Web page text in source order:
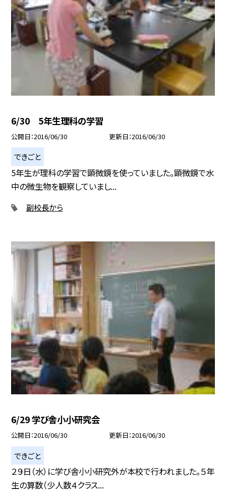
6/30 5年生理科の学習
公開日 2016/06/30 更新日 2016/06/30
できごと
5年生が理科の学習で顕微鏡を使っていました。顕微鏡で水
中の微生物を観察していまし...
副校長から
6/29 学び舎小小研究会
公開日 2016/06/30 更新日 2016/06/30
できごと
２９日（水）に学び舎小小研究外が本校で行われました。５年
生の算数（少人数４クラス...